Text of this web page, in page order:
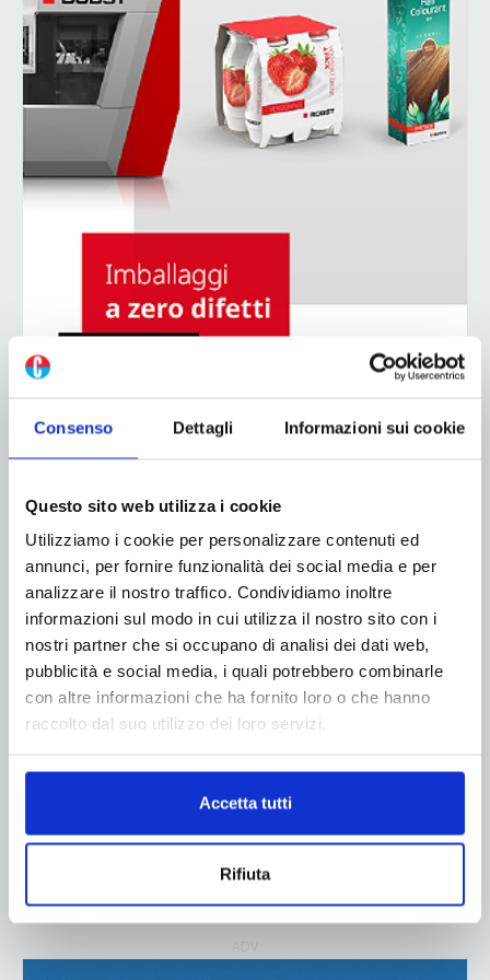
Consenso Dettagli Informazioni sui cookie
Questo sito web utilizza i cookie
Utilizziamo i cookie per personalizzare contenuti ed
annunci, per fornire funzionalità dei social media e per
analizzare il nostro traffico. Condividiamo inoltre
informazioni sul modo in cui utilizza il nostro sito con i
nostri partner che si occupano di analisi dei dati web,
pubblicità e social media, i quali potrebbero combinarle
con altre informazioni che ha fornito loro o che hanno
raccolto dal suo utilizzo dei loro servizi.
Accetta tutti
Rifiuta
ADV
ADV